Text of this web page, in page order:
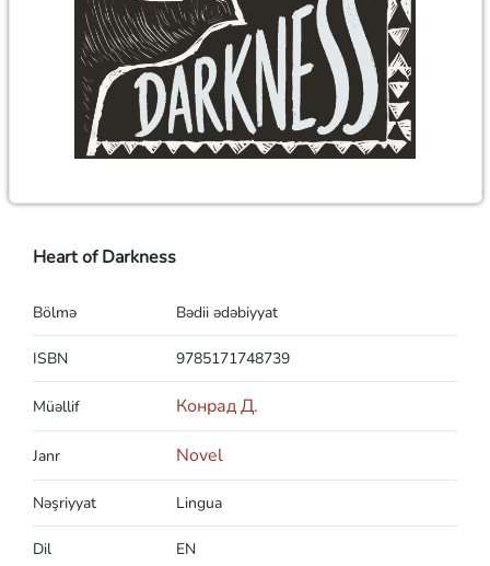
Heart of Darkness
Bölmə Bədii ədəbiyyat
ISBN 9785171748739
Müəllif Конрад Д.
Janr Novel
Nəşriyyat Lingua
Dil EN